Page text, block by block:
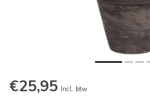
€25,95 Incl. btw